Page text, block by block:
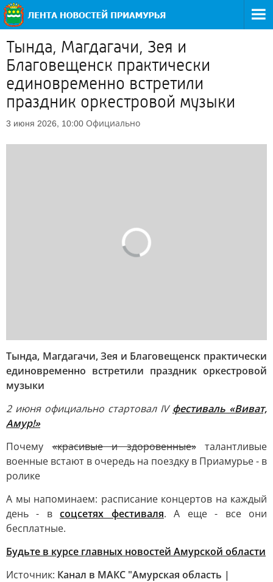
Тында, Магдагачи, Зея и
Благовещенск практически
единовременно встретили
праздник оркестровой музыки
3 июня 2026, 10:00 Официально
Тында, Магдагачи, Зея и Благовещенск практически
единовременно встретили праздник оркестровой
музыки
2 июня официально стартовал IVфестиваль «Виват,
Амур!»
Почему«красивые и здоровенные»талантливые
военные встают в очередь на поездку в Приамурье - в
ролике
А мы напоминаем: расписание концертов на каждый
день - всоцсетях фестиваля. А еще - все они
бесплатные.
Будьте в курсе главных новостей Амурской области
Источник: Канал в МАКС "Амурская область |